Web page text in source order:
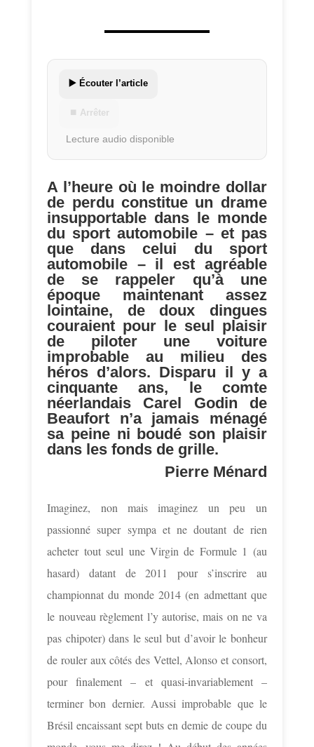
▶️ Écouter l’article
⏹ Arrêter
Lecture audio disponible
A l’heure où le moindre dollar
de perdu constitue un drame
insupportable dans le monde
du sport automobile – et pas
que dans celui du sport
automobile – il est agréable
de se rappeler qu’à une
époque maintenant assez
lointaine, de doux dingues
couraient pour le seul plaisir
de piloter une voiture
improbable au milieu des
héros d’alors. Disparu il y a
cinquante ans, le comte
néerlandais Carel Godin de
Beaufort n’a jamais ménagé
sa peine ni boudé son plaisir
dans les fonds de grille.
Pierre Ménard
Imaginez, non mais imaginez un peu un
passionné super sympa et ne doutant de rien
acheter tout seul une Virgin de Formule 1 (au
hasard) datant de 2011 pour s’inscrire au
championnat du monde 2014 (en admettant que
le nouveau règlement l’y autorise, mais on ne va
pas chipoter) dans le seul but d’avoir le bonheur
de rouler aux côtés des Vettel, Alonso et consort,
pour finalement – et quasi-invariablement –
terminer bon dernier. Aussi improbable que le
Brésil encaissant sept buts en demie de coupe du